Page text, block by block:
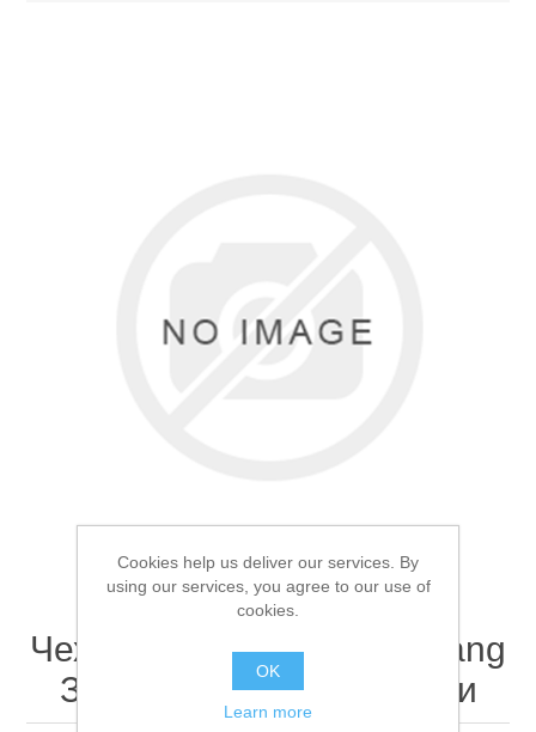
Аксессуары для лодок
Чехол для удилищ Kumyang
Зеленый 135см 2 секции
Cookies help us deliver our services. By
using our services, you agree to our use of
cookies.
OK
Learn more